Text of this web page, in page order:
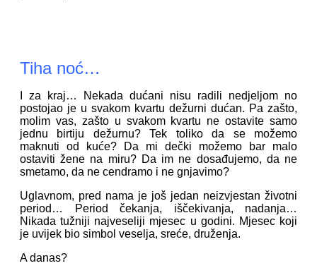
Tiha noć…
I za kraj… Nekada dućani nisu radili nedjeljom no
postojao je u svakom kvartu dežurni dućan. Pa zašto,
molim vas, zašto u svakom kvartu ne ostavite samo
jednu birtiju dežurnu? Tek toliko da se možemo
maknuti od kuće? Da mi dečki možemo bar malo
ostaviti žene na miru? Da im ne dosađujemo, da ne
smetamo, da ne cendramo i ne gnjavimo?
Uglavnom, pred nama je još jedan neizvjestan životni
period… Period čekanja, iščekivanja, nadanja…
Nikada tužniji najveseliji mjesec u godini. Mjesec koji
je uvijek bio simbol veselja, sreće, druženja.
A danas?